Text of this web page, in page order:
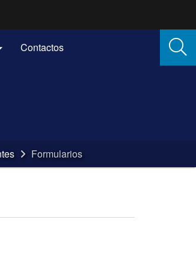
Contactos
Formularios